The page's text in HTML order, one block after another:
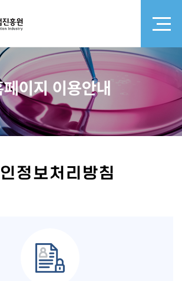
이지 이용안내
정보처리방침